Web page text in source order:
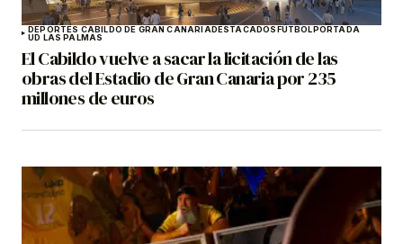
DEPORTES CABILDO DE GRAN CANARIADESTACADOSFÚTBOLPORTADA
UD LAS PALMAS
El Cabildo vuelve a sacar la licitación de las
obras del Estadio de Gran Canaria por 235
millones de euros